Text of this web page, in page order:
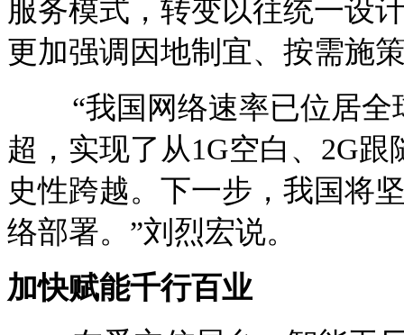
服务模式，转变以往统一设
更加强调因地制宜、按需施
“我国网络速率已位居全
超，实现了从1G空白、2G
史性跨越。下一步，我国将
络部署。”刘烈宏说。
加快赋能千行百业